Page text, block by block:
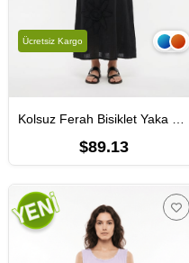
$89.13
Ücretsiz Kargo